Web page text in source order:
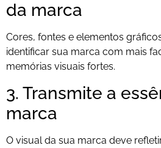
da marca
Cores, fontes e elementos
identificar sua marca com mais
memórias visuais fortes.
3. Transmite a
marca
O visual da sua marca deve